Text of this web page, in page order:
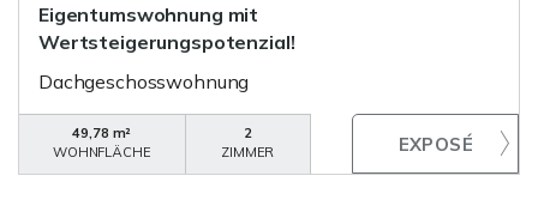
Eigentumswohnung mit
Wertsteigerungspotenzial!
Dachgeschosswohnung
49,78 m²
WOHNFLÄCHE
2
ZIMMER